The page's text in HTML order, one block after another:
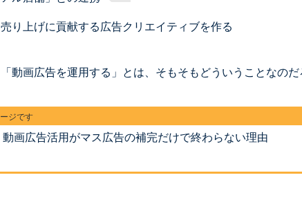
売り上げに貢献する広告クリエイティブを作る
「動画広告を運用する」とは、そもそもどういうことなのだ
動画広告活用がマス広告の補完だけで終わらない理由